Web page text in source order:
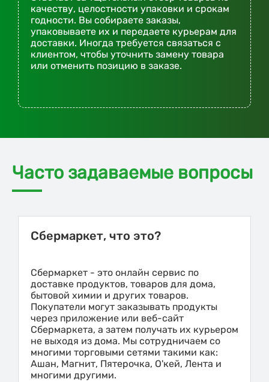
качеству, целостности упаковки и срокам
годности. Вы собираете заказы,
упаковываете их и передаете курьерам для
доставки. Иногда требуется связаться с
клиентом, чтобы уточнить замену товара
или отменить позицию в заказе.
Часто задаваемые вопросы
Сбермаркет, что это?
Сбермаркет - это онлайн сервис по
доставке продуктов, товаров для дома,
бытовой химии и других товаров.
Покупатели могут заказывать продукты
через приложение или веб-сайт
Сбермаркета, а затем получать их курьером
не выходя из дома. Мы сотрудничаем со
многими торговыми сетями такими как:
Ашан, Магнит, Пятерочка, О'кей, Лента и
многими другими.